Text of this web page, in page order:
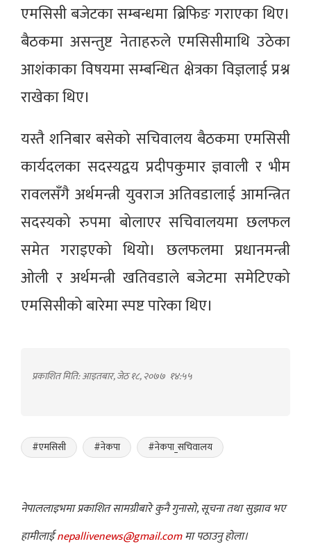
एमसिसी बजेटका सम्बन्धमा ब्रिफिङ गराएका थिए।
बैठकमा असन्तुष्ट नेताहरुले एमसिसीमाथि उठेका
आशंकाका विषयमा सम्बन्धित क्षेत्रका विज्ञलाई प्रश्न
राखेका थिए।
यस्तै शनिबार बसेको सचिवालय बैठकमा एमसिसी
कार्यदलका सदस्यद्वय प्रदीपकुमार ज्ञवाली र भीम
रावलसँगै अर्थमन्त्री युवराज अतिवडालाई आमन्त्रित
सदस्यको रुपमा बोलाएर सचिवालयमा छलफल
समेत गराइएको थियो। छलफलमा प्रधानमन्त्री
ओली र अर्थमन्त्री खतिवडाले बजेटमा समेटिएको
एमसिसीको बारेमा स्पष्ट पारेका थिए।
प्रकाशित मिति: आइतबार, जेठ १८, २०७७ १४:५५
#एमसिसी #नेकपा #नेकपा_सचिवालय
नेपाललाइभमा प्रकाशित सामग्रीबारे कुनै गुनासो, सूचना तथा सुझाव भए
हामीलाईnepallivenews@gmail.comमा पठाउनु होला।